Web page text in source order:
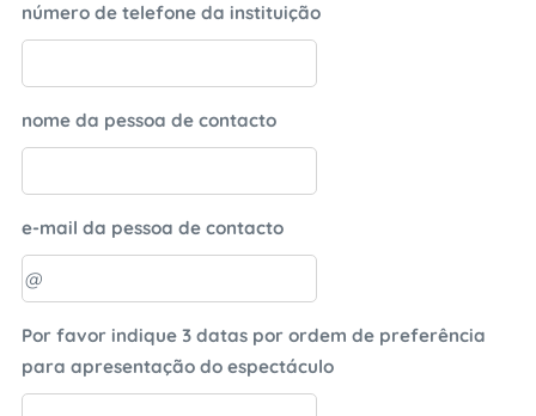
número de telefone da instituição
nome da pessoa de contacto
e-mail da pessoa de contacto
Por favor indique 3 datas por ordem de preferência
para apresentação do espectáculo